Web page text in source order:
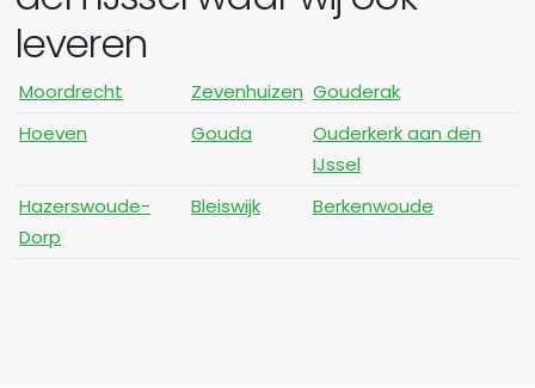
leveren
Moordrecht Zevenhuizen Gouderak
Hoeven
Gouda
Ouderkerk aan den
IJssel
Hazerswoude-
Dorp
Bleiswijk Berkenwoude